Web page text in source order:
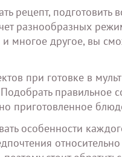
рецепт,
разнообразных
многое другое, вы
при готовке в
правильное
приготовленное
особенности